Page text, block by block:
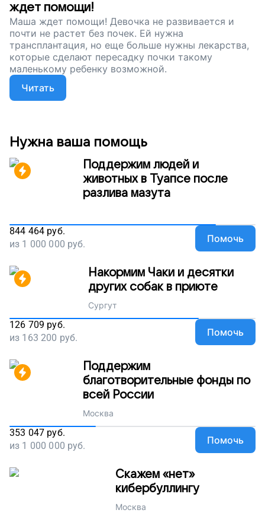
ждет помощи!
Маша ждет помощи! Девочка не развивается и
почти не растет без почек. Ей нужна
трансплантация, но еще больше нужны лекарства,
которые сделают пересадку почки такому
маленькому ребенку возможной.
Читать
Нужна ваша помощь
Поддержим людей и
животных в Туапсе после
разлива мазута
844 464 руб.
из 1 000 000 руб. Помочь
Накормим Чаки и десятки
других собак в приюте
Сургут
126 709 руб.
из 163 200 руб. Помочь
Поддержим
благотворительные фонды по
всей России
Москва
353 047 руб.
из 1 000 000 руб. Помочь
Скажем «нет»
кибербуллингу
Москва